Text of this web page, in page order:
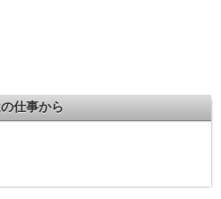
仕事から